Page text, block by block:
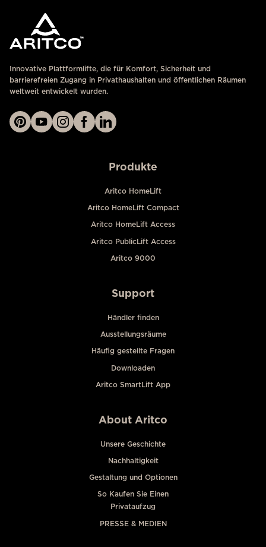
Innovative Plattformlifte, die für Komfort, Sicherheit und
barrierefreien Zugang in Privathaushalten und öffentlichen Räumen
weltweit entwickelt wurden.
Produkte
Aritco HomeLift
Aritco HomeLift Compact
Aritco HomeLift Access
Aritco PublicLift Access
Aritco 9000
Support
Händler finden
Ausstellungsräume
Häufig gestellte Fragen
Downloaden
Aritco SmartLift App
About Aritco
Unsere Geschichte
Nachhaltigkeit
Gestaltung und Optionen
So Kaufen Sie Einen
Privataufzug
PRESSE & MEDIEN